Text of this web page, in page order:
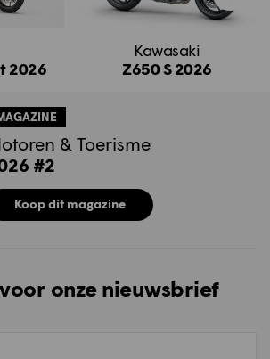
2026
Kawasaki
Z650 S 2026
& Toerisme
#2
Koop dit magazine
onze nieuwsbrief